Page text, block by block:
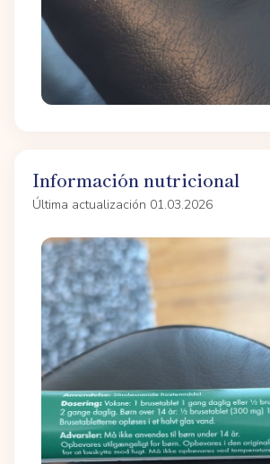
Información nutricional
Última actualización 01.03.2026